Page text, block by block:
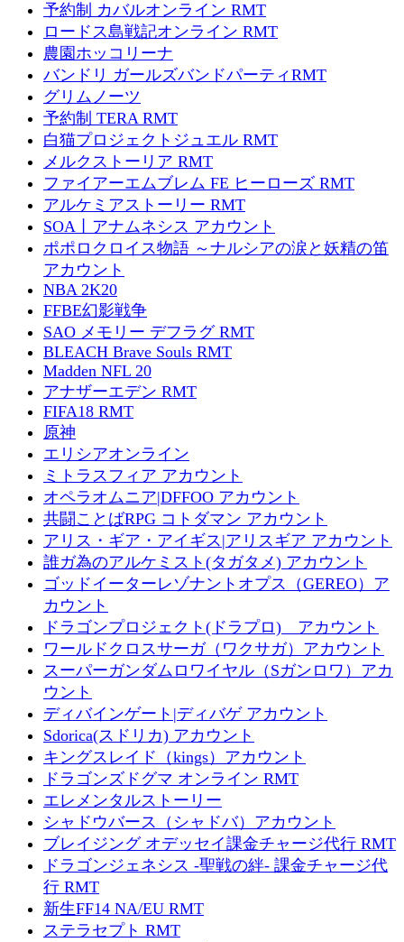
予約制 カバルオンライン RMT
ロードス島戦記オンライン RMT
農園ホッコリーナ
バンドリ ガールズバンドパーティRMT
グリムノーツ
予約制 TERA RMT
白猫プロジェクトジュエル RMT
メルクストーリア RMT
ファイアーエムブレム FE ヒーローズ RMT
アルケミアストーリー RMT
SOA丨アナムネシス アカウント
ポポロクロイス物語 ～ナルシアの涙と妖精の笛
アカウント
NBA 2K20
FFBE幻影戦争
SAO メモリー デフラグ RMT
BLEACH Brave Souls RMT
Madden NFL 20
アナザーエデン RMT
FIFA18 RMT
原神
エリシアオンライン
ミトラスフィア アカウント
オペラオムニア|DFFOO アカウント
共闘ことばRPG コトダマン アカウント
アリス・ギア・アイギス|アリスギア アカウント
誰ガ為のアルケミスト(タガタメ) アカウント
ゴッドイーターレゾナントオプス（GEREO）ア
カウント
ドラゴンプロジェクト(ドラプロ) アカウント
ワールドクロスサーガ（ワクサガ）アカウント
スーパーガンダムロワイヤル（Sガンロワ）アカ
ウント
ディバインゲート|ディバゲ アカウント
Sdorica(スドリカ) アカウント
キングスレイド（kings）アカウント
ドラゴンズドグマ オンライン RMT
エレメンタルストーリー
シャドウバース（シャドバ）アカウント
ブレイジング オデッセイ課金チャージ代行 RMT
ドラゴンジェネシス -聖戦の絆- 課金チャージ代
行 RMT
新生FF14 NA/EU RMT
ステラセプト RMT